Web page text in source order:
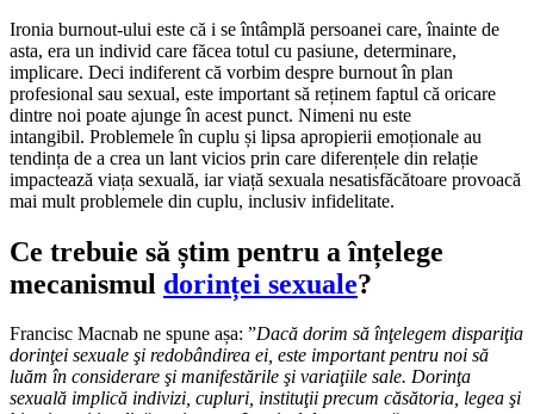
Ironia burnout-ului este că i se întâmplă persoanei care, înainte de
asta, era un individ care făcea totul cu pasiune, determinare,
implicare. Deci indiferent că vorbim despre burnout în plan
profesional sau sexual, este important să reținem faptul că oricare
dintre noi poate ajunge în acest punct. Nimeni nu este
intangibil. Problemele în cuplu și lipsa apropierii emoționale au
tendința de a crea un lant vicios prin care diferențele din relație
impactează viața sexuală, iar viață sexuala nesatisfăcătoare provoacă
mai mult problemele din cuplu, inclusiv infidelitate.
Ce trebuie să știm pentru a înțelege
mecanismul dorinței sexuale?
Francisc Macnab ne spune așa: ”Dacă dorim să înţelegem dispariţia
dorinţei sexuale şi redobândirea ei, este important pentru noi să
luăm în considerare şi manifestările şi variaţiile sale. Dorinţa
sexuală implică indivizi, cupluri, instituţii precum căsătoria, legea şi